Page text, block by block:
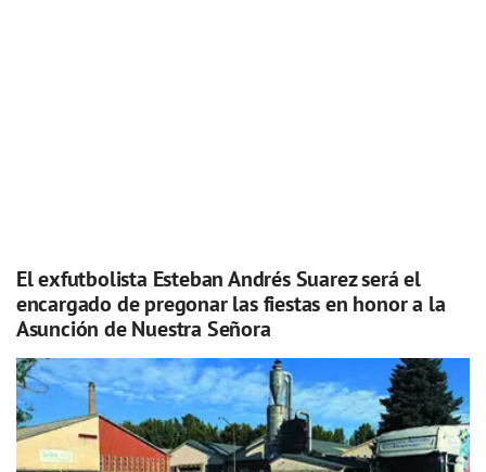
El exfutbolista Esteban Andrés Suarez será el
encargado de pregonar las fiestas en honor a la
Asunción de Nuestra Señora